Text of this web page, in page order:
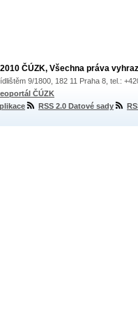
ČÚZK, Všechna práva
9/1800, 182 11 Praha 8, tel.:
ČÚZK
RSS 2.0 Datové sady